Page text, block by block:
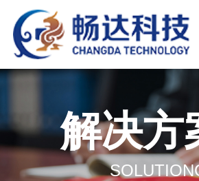
解决方